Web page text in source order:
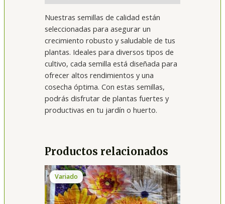
Nuestras semillas de calidad están
seleccionadas para asegurar un
crecimiento robusto y saludable de tus
plantas. Ideales para diversos tipos de
cultivo, cada semilla está diseñada para
ofrecer altos rendimientos y una
cosecha óptima. Con estas semillas,
podrás disfrutar de plantas fuertes y
productivas en tu jardín o huerto.
Productos relacionados
Variado